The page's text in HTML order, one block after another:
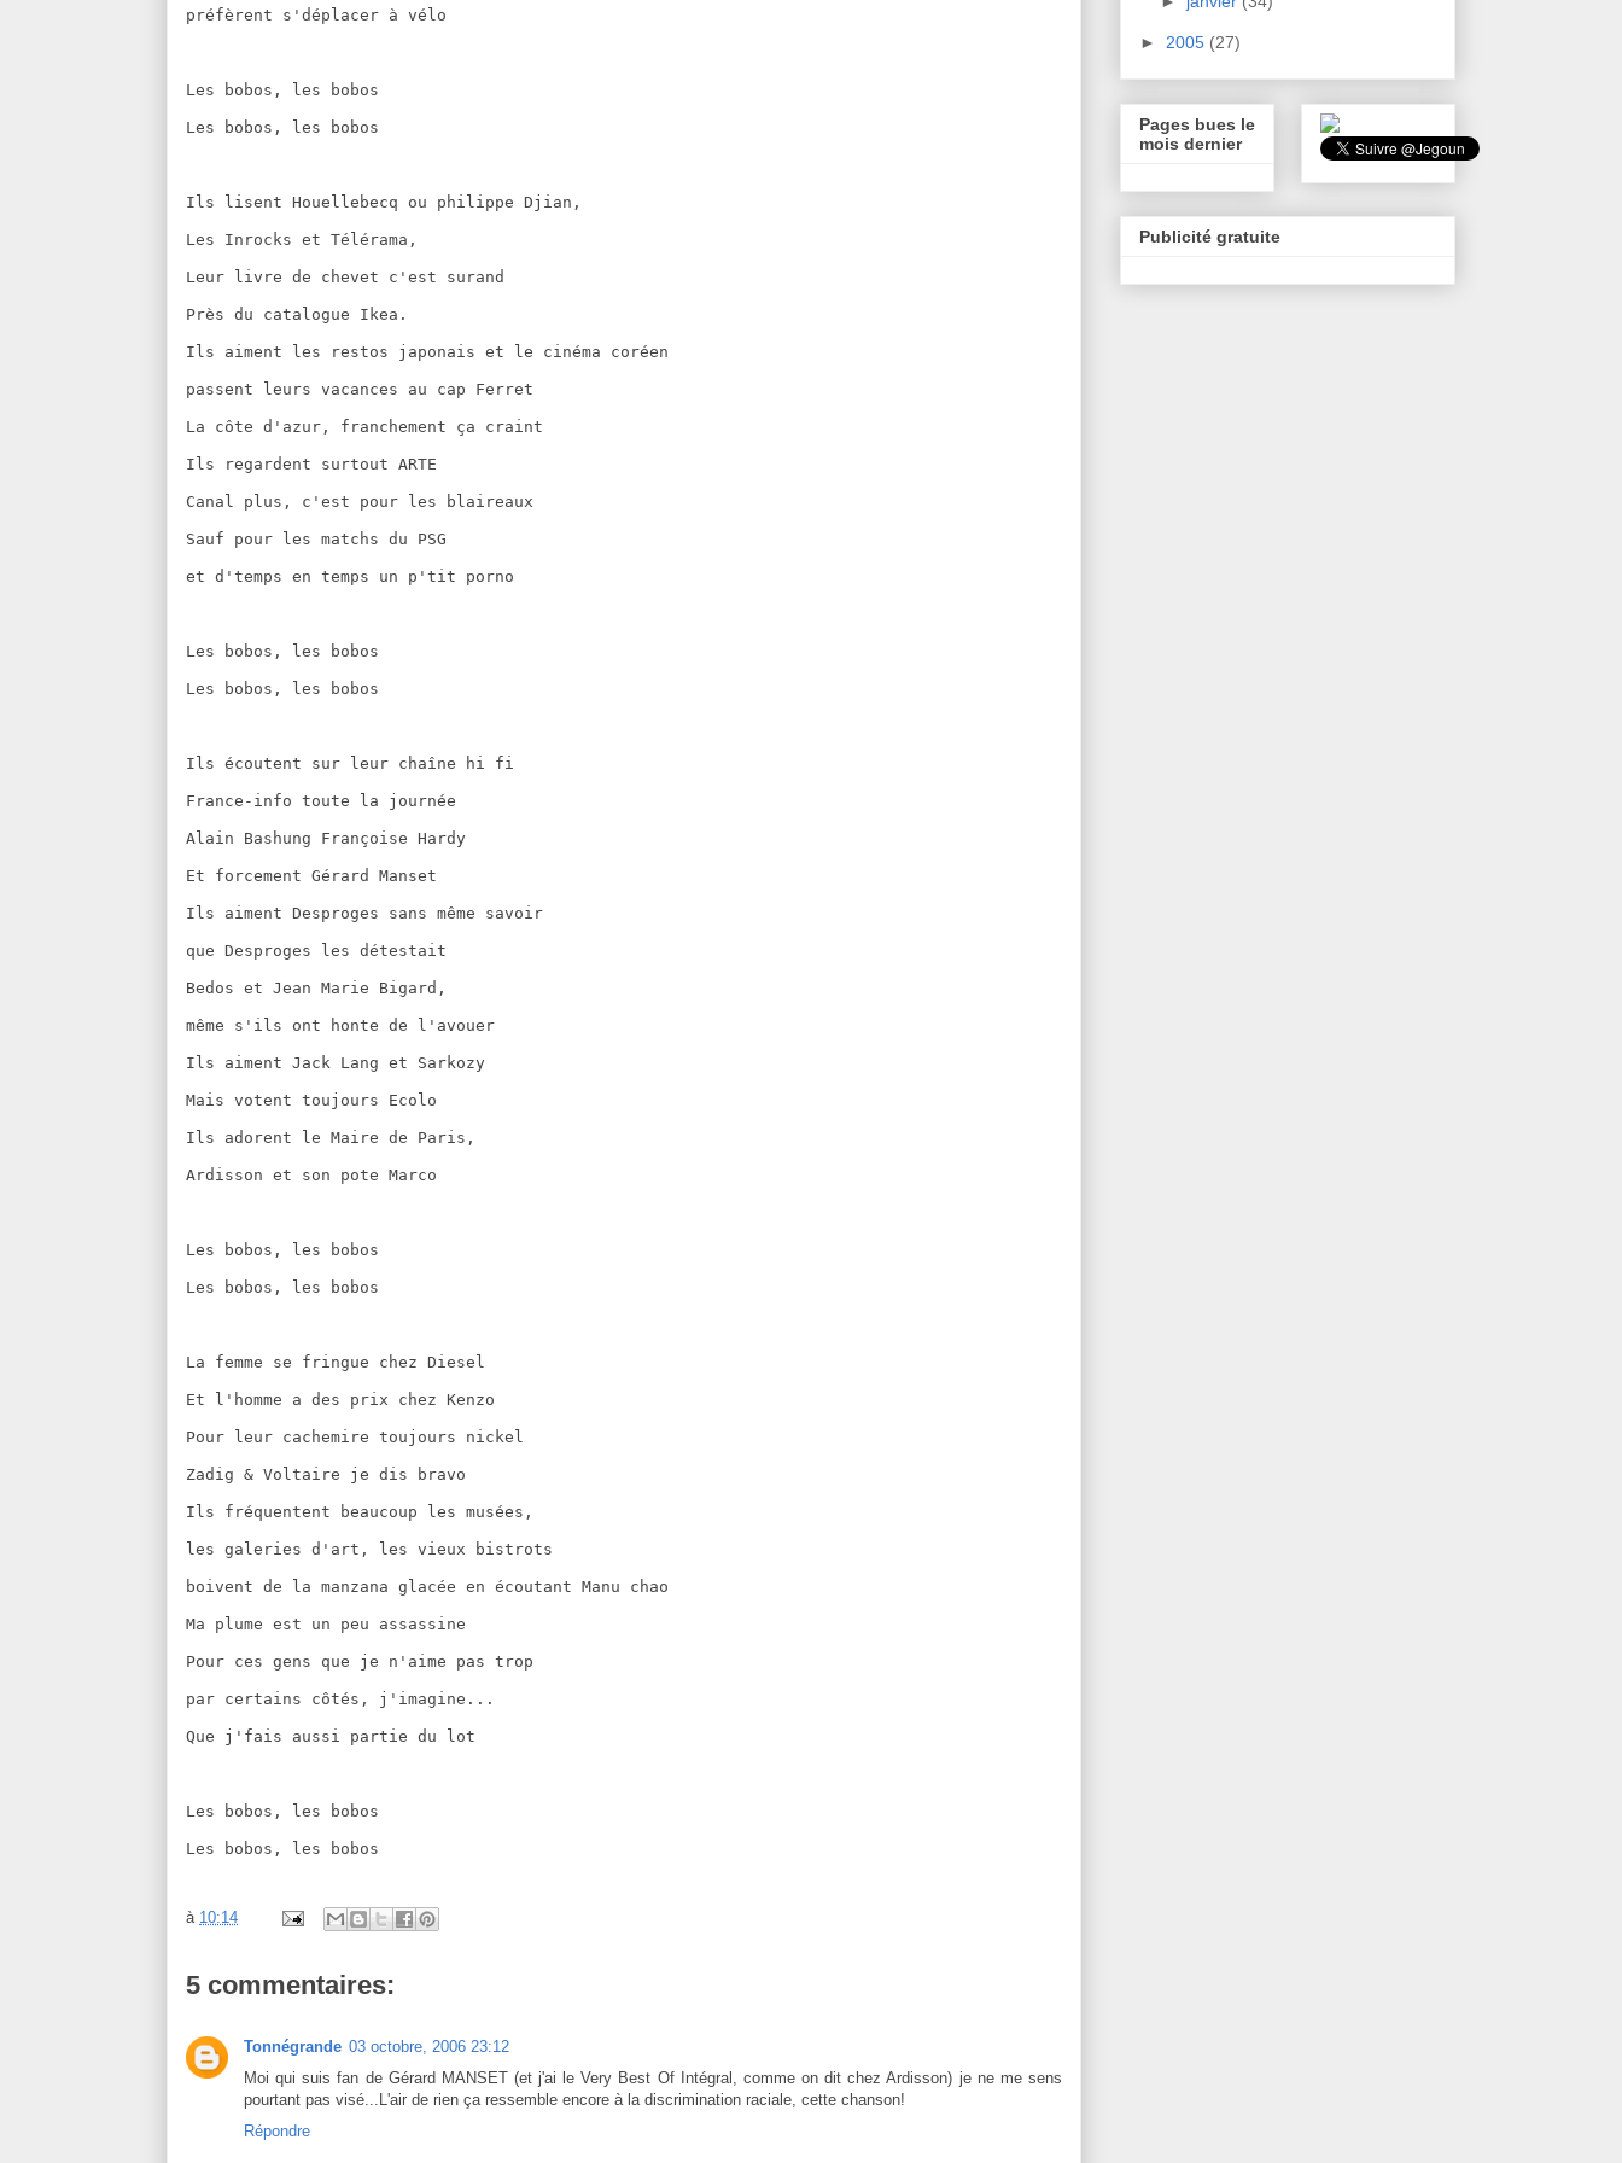
préfèrent s'déplacer à vélo
Les bobos, les bobos
Les bobos, les bobos
Ils lisent Houellebecq ou philippe Djian,
Les Inrocks et Télérama,
Leur livre de chevet c'est surand
Près du catalogue Ikea.
Ils aiment les restos japonais et le cinéma coréen
passent leurs vacances au cap Ferret
La côte d'azur, franchement ça craint
Ils regardent surtout ARTE
Canal plus, c'est pour les blaireaux
Sauf pour les matchs du PSG
et d'temps en temps un p'tit porno
Les bobos, les bobos
Les bobos, les bobos
Ils écoutent sur leur chaîne hi fi
France-info toute la journée
Alain Bashung Françoise Hardy
Et forcement Gérard Manset
Ils aiment Desproges sans même savoir
que Desproges les détestait
Bedos et Jean Marie Bigard,
même s'ils ont honte de l'avouer
Ils aiment Jack Lang et Sarkozy
Mais votent toujours Ecolo
Ils adorent le Maire de Paris,
Ardisson et son pote Marco
Les bobos, les bobos
Les bobos, les bobos
La femme se fringue chez Diesel
Et l'homme a des prix chez Kenzo
Pour leur cachemire toujours nickel
Zadig & Voltaire je dis bravo
Ils fréquentent beaucoup les musées,
les galeries d'art, les vieux bistrots
boivent de la manzana glacée en écoutant Manu chao
Ma plume est un peu assassine
Pour ces gens que je n'aime pas trop
par certains côtés, j'imagine...
Que j'fais aussi partie du lot
Les bobos, les bobos
Les bobos, les bobos
à 10:14
5 commentaires:
Tonnégrande 03 octobre, 2006 23:12
Moi qui suis fan de Gérard MANSET (et j'ai le Very Best Of Intégral, comme on dit chez Ardisson) je ne me sens
pourtant pas visé...L'air de rien ça ressemble encore à la discrimination raciale, cette chanson!
Répondre
► 2005 (27)
Pages bues le
mois dernier
Publicité gratuite